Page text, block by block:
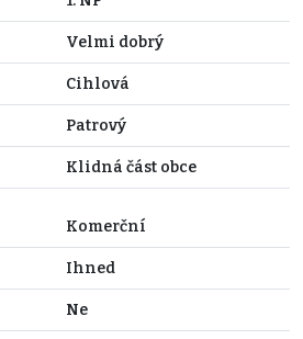
Velmi dobrý
Cihlová
Patrový
Klidná část obce
Komerční
Ihned
Ne